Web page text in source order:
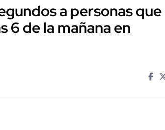
a personas que
6 de la mañana en